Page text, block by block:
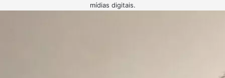
mídias digitais.